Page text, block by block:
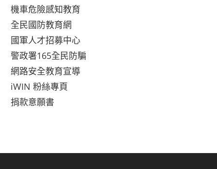
機車危險感知教育
全民國防教育網
國軍人才招募中心
警政署165全民防騙
網路安全教育宣導
iWIN 粉絲專頁
捐款意願書